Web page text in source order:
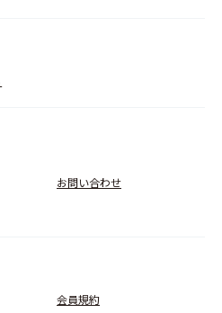
お問い合わせ
会員規約